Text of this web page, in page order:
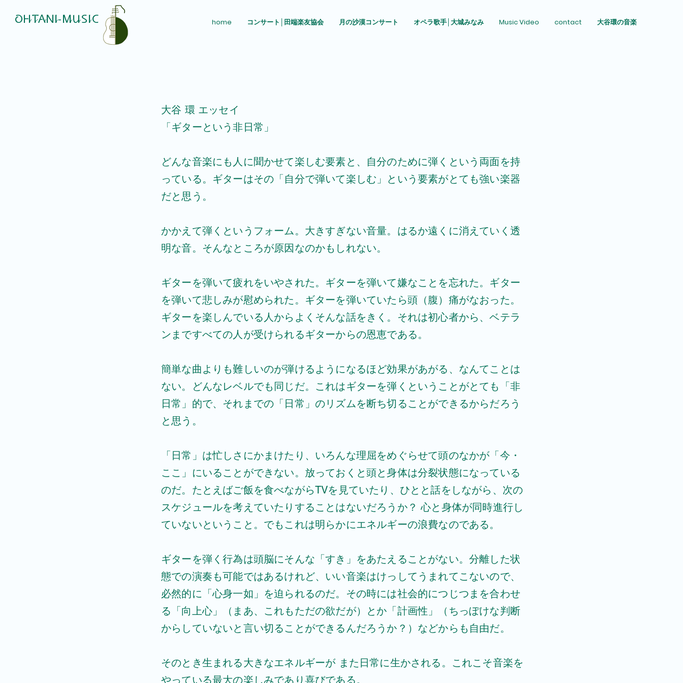
​OHTANI-MUSIC home コンサート│田端楽友協会 月の沙漠コンサート オペラ歌手│大城みなみ Music Video contact 大谷環の音楽
大谷 環 エッセイ
​「ギターという非日常」
どんな音楽にも人に聞かせて楽しむ要素と、自分のために弾くという両面を持
っている。ギターはその「自分で弾いて楽しむ」という要素がとても強い楽器
だと思う。
かかえて弾くというフォーム。大きすぎない音量。はるか遠くに消えていく透
明な音。そんなところが原因なのかもしれない。
ギターを弾いて疲れをいやされた。ギターを弾いて嫌なことを忘れた。ギター
を弾いて悲しみが慰められた。ギターを弾いていたら頭（腹）痛がなおった。
ギターを楽しんでいる人からよくそんな話をきく。それは初心者から、ベテラ
ンまですべての人が受けられるギターからの恩恵である。
簡単な曲よりも難しいのが弾けるようになるほど効果があがる、なんてことは
ない。どんなレベルでも同じだ。これはギターを弾くということがとても「非
日常」的で、それまでの「日常」のリズムを断ち切ることができるからだろう
と思う。
「日常」は忙しさにかまけたり、いろんな理屈をめぐらせて頭のなかが「今・
ここ」にいることができない。放っておくと頭と身体は分裂状態になっている
のだ。たとえばご飯を食べながらTVを見ていたり、ひとと話をしながら、次の
スケジュールを考えていたりすることはないだろうか？ 心と身体が同時進行し
ていないということ。でもこれは明らかにエネルギーの浪費なのである。
ギターを弾く行為は頭脳にそんな「すき」をあたえることがない。分離した状
態での演奏も可能ではあるけれど、いい音楽はけっしてうまれてこないので、
必然的に「心身一如」を迫られるのだ。その時には社会的につじつまを合わせ
る「向上心」（まあ、これもただの欲だが）とか「計画性」（ちっぽけな判断
からしていないと言い切ることができるんだろうか？）などからも自由だ。
そのとき生まれる大きなエネルギーが また日常に生かされる。これこそ音楽を
やっている最大の楽しみであり喜びである。